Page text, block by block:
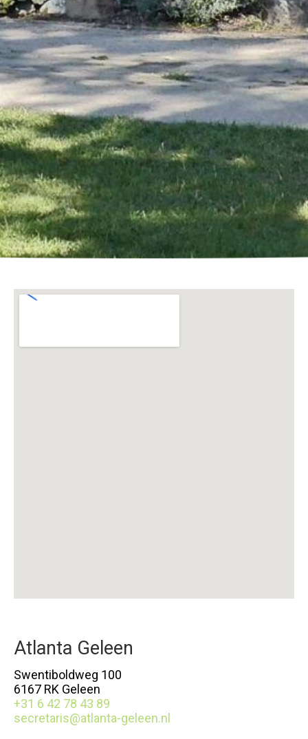
Atlanta Geleen
Swentiboldweg 100
6167 RK Geleen
+31 6 42 78 43 89
secretaris@atlanta-geleen.nl